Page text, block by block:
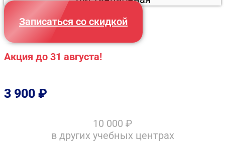
Записаться со скидкой
Акция до 31 августа!
3 900 ₽
10 000 ₽
в других учебных центрах